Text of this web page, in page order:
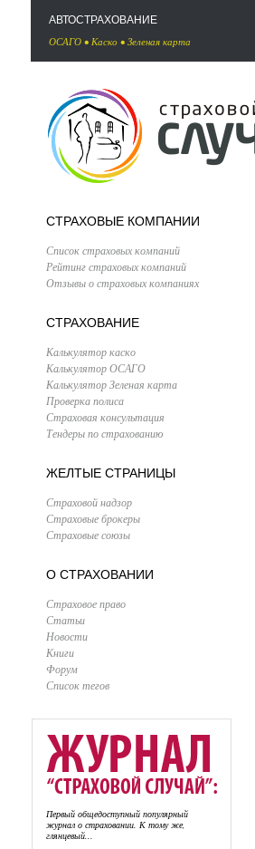
АВТОСТРАХОВАНИЕ
ОСАГО • Каско • Зеленая карта
СТРАХОВЫЕ КОМПАНИИ
Список страховых компаний
Рейтинг страховых компаний
Отзывы о страховых компаниях
СТРАХОВАНИЕ
Калькулятор каско
Калькулятор ОСАГО
Калькулятор Зеленая карта
Проверка полиса
Страховая консультация
Тендеры по страхованию
ЖЕЛТЫЕ СТРАНИЦЫ
Страховой надзор
Страховые брокеры
Страховые союзы
О СТРАХОВАНИИ
Страховое право
Статьи
Новости
Книги
Форум
Список тегов
Первый общедоступный популярный
журнал о страховании. К тому же,
глянцевый...